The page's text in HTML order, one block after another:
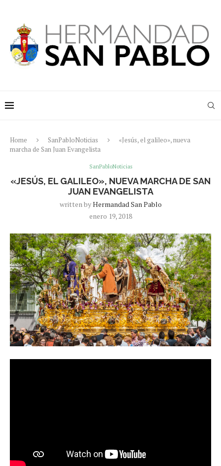
Home SanPabloNoticias
«Jesús, el galileo», nueva
marcha de San Juan Evangelista
SanPabloNoticias
«JESÚS, EL GALILEO», NUEVA MARCHA DE SAN
JUAN EVANGELISTA
written byHermandad San Pablo
enero 19, 2018